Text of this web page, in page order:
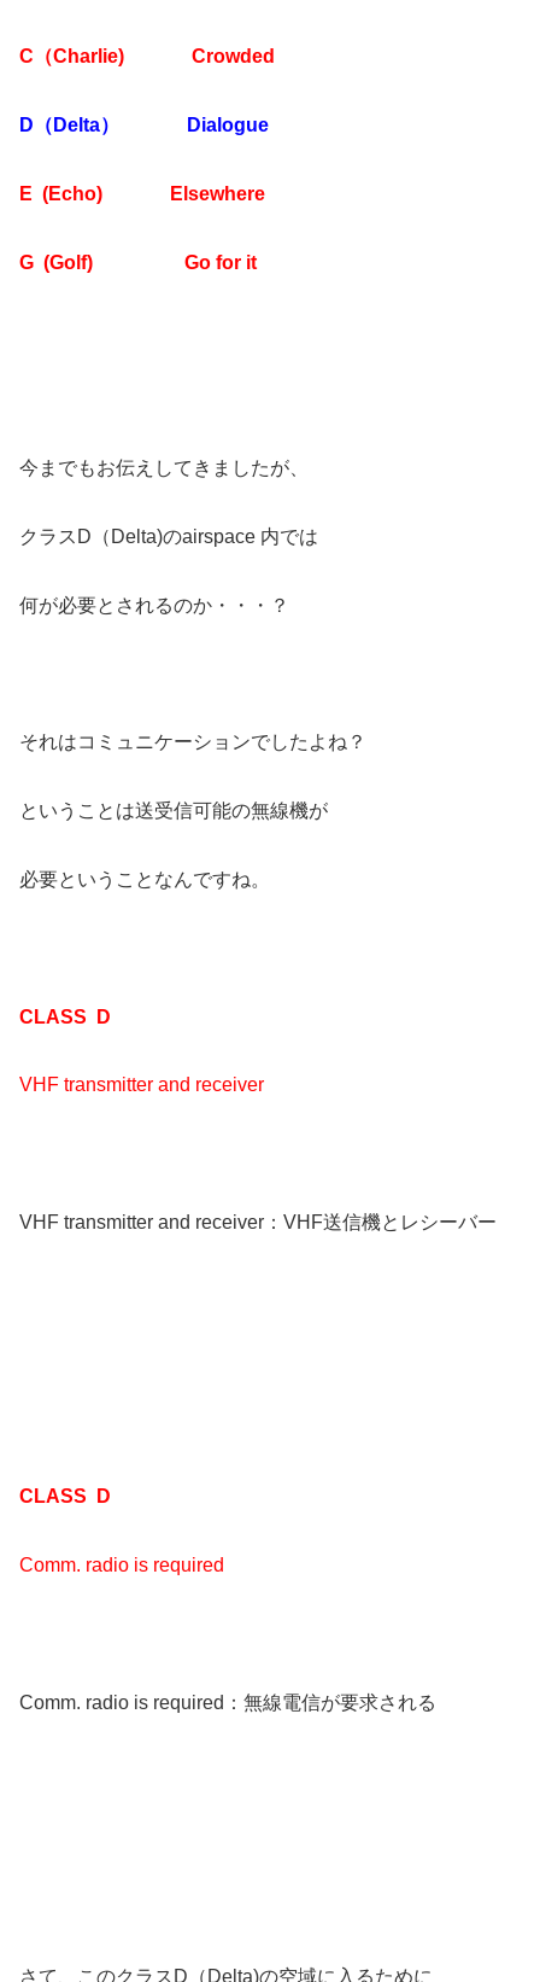
C（Charlie) Crowded
D（Delta） Dialogue
E (Echo) Elsewhere
G (Golf) Go for it
今までもお伝えしてきましたが、
クラスD（Delta)のairspace 内では
何が必要とされるのか・・・？
それはコミュニケーションでしたよね？
ということは送受信可能の無線機が
必要ということなんですね。
CLASS D
VHF transmitter and receiver
VHF transmitter and receiver：VHF送信機とレシーバー
CLASS D
Comm. radio is required
Comm. radio is required：無線電信が要求される
さて、このクラスD（Delta)の空域に入るために